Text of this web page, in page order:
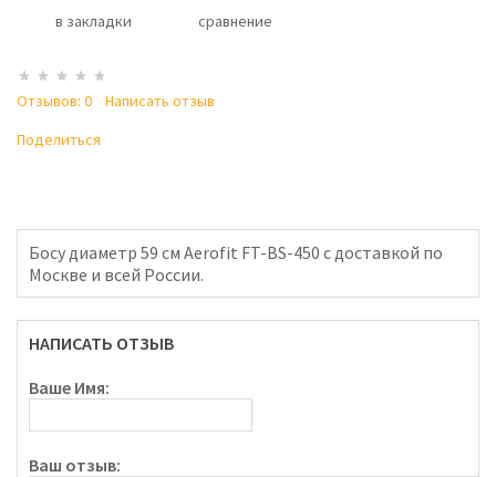
в закладки сравнение
Отзывов: 0
Написать отзыв
Поделиться
Босу диаметр 59 см Aerofit FT-BS-450 с доставкой по
Москве и всей России.
НАПИСАТЬ ОТЗЫВ
Ваше Имя:
Ваш отзыв: